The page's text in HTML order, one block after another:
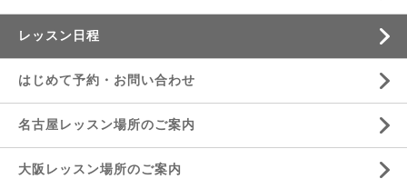
レッスン日程
はじめて予約・お問い合わせ
名古屋レッスン場所のご案内
大阪レッスン場所のご案内